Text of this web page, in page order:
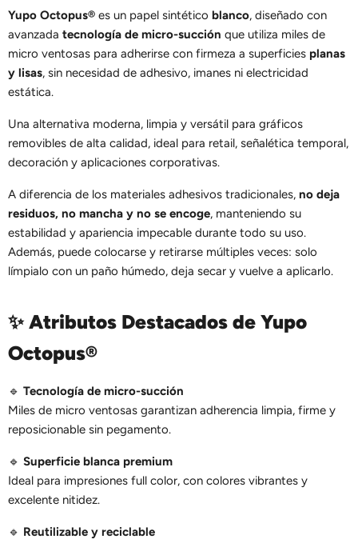
Yupo Octopus® es un papel sintético blanco, diseñado con
avanzada tecnología de micro-succión que utiliza miles de
micro ventosas para adherirse con firmeza a superficies planas
y lisas, sin necesidad de adhesivo, imanes ni electricidad
estática.
Una alternativa moderna, limpia y versátil para gráficos
removibles de alta calidad, ideal para retail, señalética temporal,
decoración y aplicaciones corporativas.
A diferencia de los materiales adhesivos tradicionales, no deja
residuos, no mancha y no se encoge, manteniendo su
estabilidad y apariencia impecable durante todo su uso.
Además, puede colocarse y retirarse múltiples veces: solo
límpialo con un paño húmedo, deja secar y vuelve a aplicarlo.
✨ Atributos Destacados de Yupo
Octopus®
🔹 Tecnología de micro-succión
Miles de micro ventosas garantizan adherencia limpia, firme y
reposicionable sin pegamento.
🔹 Superficie blanca premium
Ideal para impresiones full color, con colores vibrantes y
excelente nitidez.
🔹 Reutilizable y reciclable